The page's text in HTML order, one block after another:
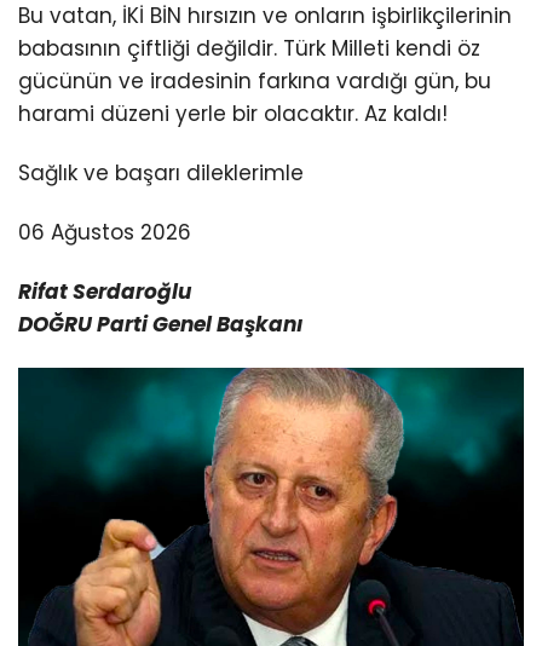
Bu vatan, İKİ BİN hırsızın ve onların işbirlikçilerinin
babasının çiftliği değildir. Türk Milleti kendi öz
gücünün ve iradesinin farkına vardığı gün, bu
harami düzeni yerle bir olacaktır. Az kaldı!
Sağlık ve başarı dileklerimle
06 Ağustos 2026
Rifat Serdaroğlu
DOĞRU Parti Genel Başkanı